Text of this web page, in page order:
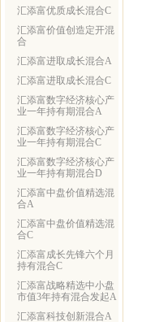
汇添富优质成长混合C
汇添富价值创造定开混
合
汇添富进取成长混合A
汇添富进取成长混合C
汇添富数字经济核心产
业一年持有期混合A
汇添富数字经济核心产
业一年持有期混合C
汇添富数字经济核心产
业一年持有期混合D
汇添富中盘价值精选混
合A
汇添富中盘价值精选混
合C
汇添富成长先锋六个月
持有混合C
汇添富战略精选中小盘
市值3年持有混合发起A
汇添富科技创新混合A